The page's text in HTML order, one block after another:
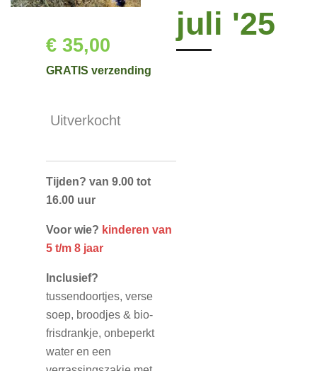
juli '25
€ 35,00
GRATIS verzending
Uitverkocht
Tijden? van 9.00 tot
16.00 uur
Voor wie? kinderen van
5 t/m 8 jaar
Inclusief?
tussendoortjes, verse
soep, broodjes & bio-
frisdrankje, onbeperkt
water en een